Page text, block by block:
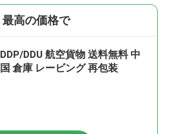
最高の価格で
DDP/DDU 航空貨物 送料無料 中
国 倉庫 レービング 再包装